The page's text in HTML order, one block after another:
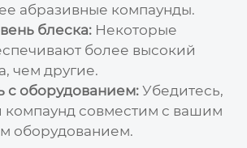
абразивные компаунды.
блеска: Некоторые
более высокий
чем другие.
с оборудованием: Убедитесь,
компаунд совместим с вашим
оборудованием.